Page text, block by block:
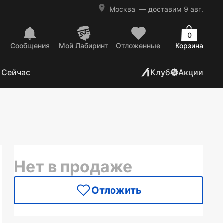
Москва — доставим 9 авг.
Сообщения Mой Лабиринт Отложенные Корзина
0
Клуб Акции
Нет в продаже
Отложить